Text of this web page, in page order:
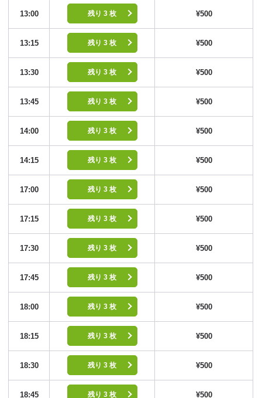
13:00 残り 3 枚 ¥500
13:15 残り 3 枚 ¥500
13:30 残り 3 枚 ¥500
13:45 残り 3 枚 ¥500
14:00 残り 3 枚 ¥500
14:15 残り 3 枚 ¥500
17:00 残り 3 枚 ¥500
17:15 残り 3 枚 ¥500
17:30 残り 3 枚 ¥500
17:45 残り 3 枚 ¥500
18:00 残り 3 枚 ¥500
18:15 残り 3 枚 ¥500
18:30 残り 3 枚 ¥500
18:45 残り 3 枚 ¥500